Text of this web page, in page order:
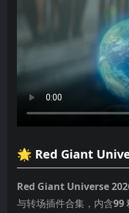
🌟 Red Giant
Red Giant Universe
与转场插件合集，内含99